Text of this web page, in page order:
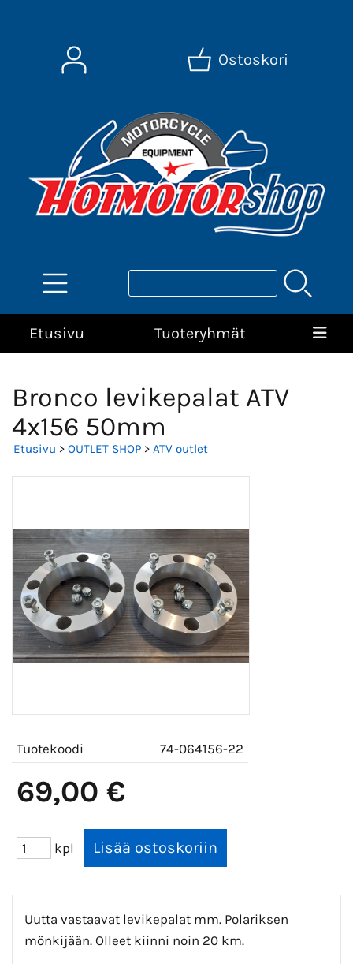
Ostoskori
Etusivu Tuoteryhmät
Bronco levikepalat ATV
4x156 50mm
Etusivu > OUTLET SHOP > ATV outlet
Tuotekoodi 74-064156-22
69,00 €
kpl
Uutta vastaavat levikepalat mm. Polariksen
mönkijään. Olleet kiinni noin 20 km.